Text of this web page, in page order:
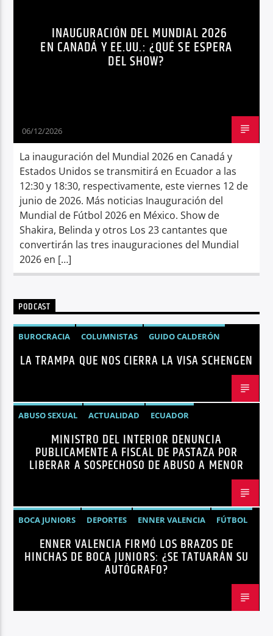
Radio hola
MICHAEL BUBLÉ
NOTICIAS
TENDENCIAS
INAUGURACIÓN DEL MUNDIAL 2026
EN CANADÁ Y EE.UU.: ¿QUÉ SE ESPERA
DEL SHOW?
06/12/2026
La inauguración del Mundial 2026 en Canadá y
Estados Unidos se transmitirá en Ecuador a las
12:30 y 18:30, respectivamente, este viernes 12 de
junio de 2026. Más noticias Inauguración del
Mundial de Fútbol 2026 en México. Show de
Shakira, Belinda y otros Los 23 cantantes que
convertirán las tres inauguraciones del Mundial
2026 en […]
PODCAST
BUROCRACIA COLUMNISTAS
GUIDO CALDERÓN
LIBRE COMERCIO
NOTICIAS
NOTICIAS ECUADOR
LA TRAMPA QUE NOS CIERRA LA VISA SCHENGEN
ABUSO SEXUAL ACTUALIDAD
ECUADOR
JOHN REIMBERG
MINISTRO DEL INTERIOR
NOTICIAS
SEGURIDAD
MINISTRO DEL INTERIOR DENUNCIA
PUBLICAMENTE A FISCAL DE PASTAZA POR
LIBERAR A SOSPECHOSO DE ABUSO A MENOR
BOCA JUNIORS DEPORTES ENNER VALENCIA
FÚTBOL
NOTICIASENNER VALENCIA FIRMÓ LOS BRAZOS DE
HINCHAS DE BOCA JUNIORS: ¿SE TATUARÁN SU
AUTÓGRAFO?